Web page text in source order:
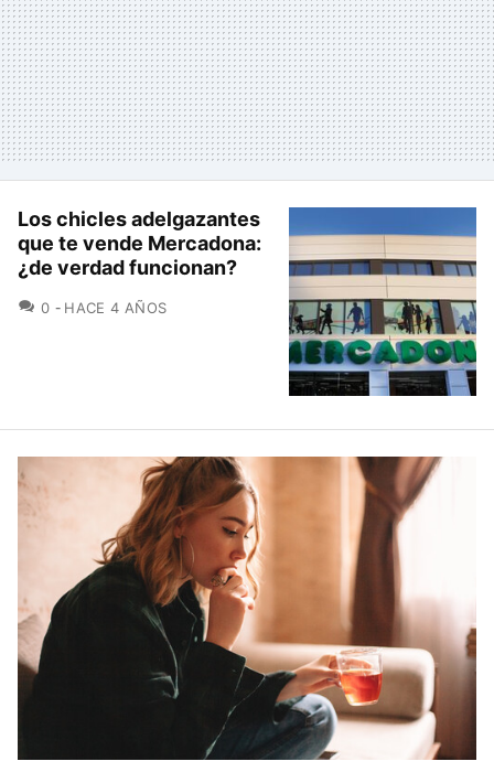
Los chicles adelgazantes
que te vende Mercadona:
¿de verdad funcionan?
0 COMENTARIOS
HACE 4 AÑOS